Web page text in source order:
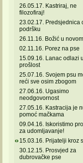
26.05.17. Kastriraj, ne
filozofiraj!
23.02.17. Predsjednica
podršku
26.11.16. Božić u
02.11.16. Porez na pse
15.09.16. Lanac odlazi u
prošlost
25.07.16. Svojem psu
reći sve osim zbogom
27.06.16. Ugasimo
neodgovornost
27.05.16. Kastracija je
pomoć mačkama
09.04.16. Iskoristimo
za udomljavanje!
15.03.16. Prijatelji kroz
30.12.15. Prosvjed za
dubrovačke pse